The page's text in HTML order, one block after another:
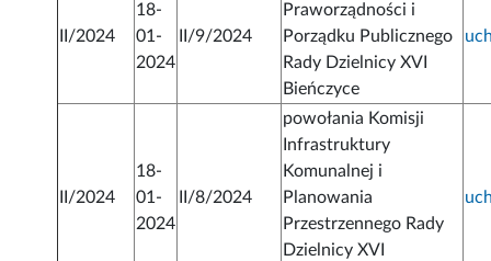
II/2024
18-
01-
2024
II/9/2024
Praworządności i
Porządku Publicznego
Rady Dzielnicy XVI
Bieńczyce
II/2024
18-
01-
2024
II/8/2024
powołania Komisji
Infrastruktury
Komunalnej i
Planowania
Przestrzennego Rady
Dzielnicy XVI